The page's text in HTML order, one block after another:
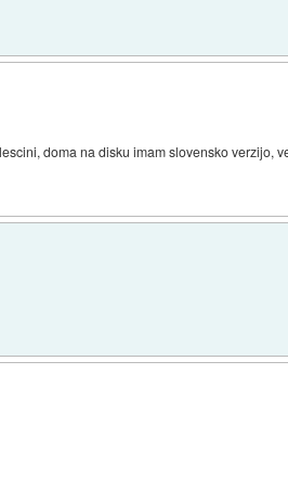
doma na disku imam slovensko verzijo,